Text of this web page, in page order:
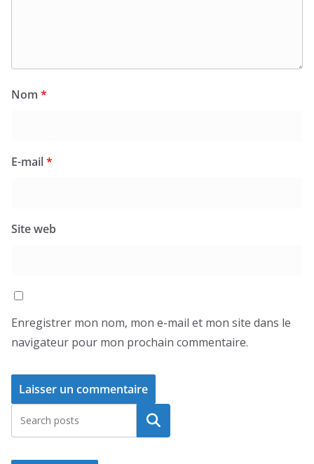
Nom *
E-mail*
Site web
Enregistrer mon nom, mon e-mail et mon site dans le
navigateur pour mon prochain commentaire.
Rechercher